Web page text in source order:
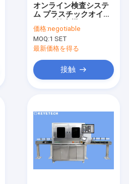
オンライン検査システ
ム プラスチックオイル
500Kg 重量
価格:negotiable
MOQ:1 SET
最新価格を得る
接触